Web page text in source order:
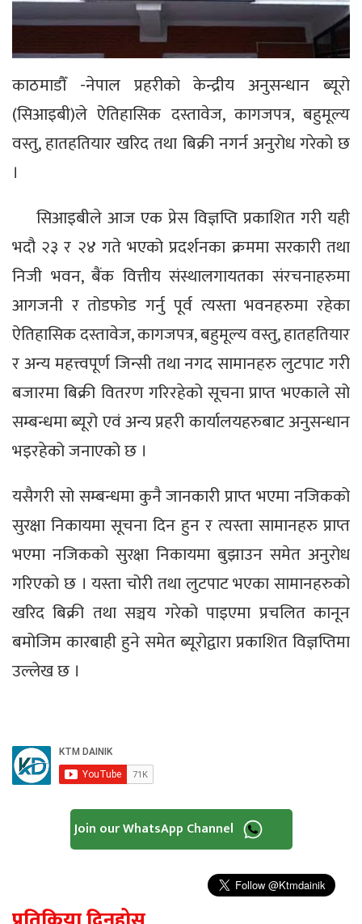
काठमाडौँ -नेपाल प्रहरीको केन्द्रीय अनुसन्धान ब्यूरो
(सिआइबी)ले ऐतिहासिक दस्तावेज, कागजपत्र, बहुमूल्य
वस्तु, हातहतियार खरिद तथा बिक्री नगर्न अनुरोध गरेको छ
।
सिआइबीले आज एक प्रेस विज्ञप्ति प्रकाशित गरी यही
भदौ २३ र २४ गते भएको प्रदर्शनका क्रममा सरकारी तथा
निजी भवन, बैंक वित्तीय संस्थालगायतका संरचनाहरुमा
आगजनी र तोडफोड गर्नु पूर्व त्यस्ता भवनहरुमा रहेका
ऐतिहासिक दस्तावेज, कागजपत्र, बहुमूल्य वस्तु, हातहतियार
र अन्य महत्त्वपूर्ण जिन्सी तथा नगद सामानहरु लुटपाट गरी
बजारमा बिक्री वितरण गरिरहेको सूचना प्राप्त भएकाले सो
सम्बन्धमा ब्यूरो एवं अन्य प्रहरी कार्यालयहरुबाट अनुसन्धान
भइरहेको जनाएको छ ।
यसैगरी सो सम्बन्धमा कुनै जानकारी प्राप्त भएमा नजिकको
सुरक्षा निकायमा सूचना दिन हुन र त्यस्ता सामानहरु प्राप्त
भएमा नजिकको सुरक्षा निकायमा बुझाउन समेत अनुरोध
गरिएको छ । यस्ता चोरी तथा लुटपाट भएका सामानहरुको
खरिद बिक्री तथा सञ्चय गरेको पाइएमा प्रचलित कानून
बमोजिम कारबाही हुने समेत ब्यूरोद्वारा प्रकाशित विज्ञप्तिमा
उल्लेख छ ।
Join our WhatsApp Channel